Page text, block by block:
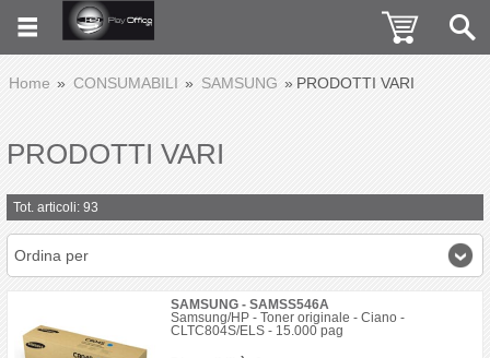
Home CONSUMABILI SAMSUNG PRODOTTI VARI
PRODOTTI VARI
Tot. articoli: 93
Ordina per
SAMSUNG - SAMSS546A
Samsung/HP - Toner originale - Ciano -
CLTC804S/ELS - 15.000 pag